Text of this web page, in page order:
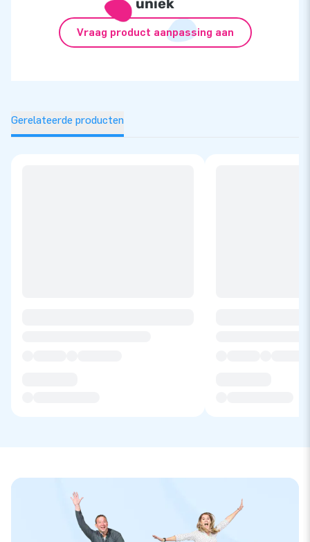
Vraag product aanpassing aan
Gerelateerde producten